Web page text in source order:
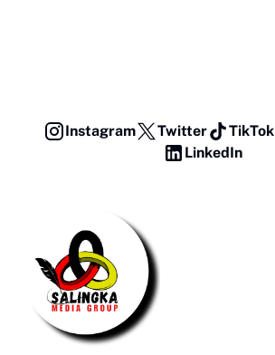
Instagram Twitter TikTok
LinkedIn